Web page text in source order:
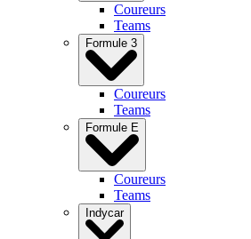
Coureurs
Teams
Formule 3
Coureurs
Teams
Formule E
Coureurs
Teams
Indycar